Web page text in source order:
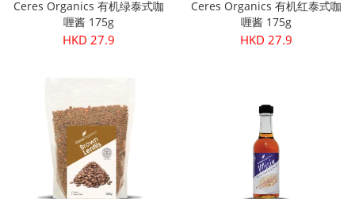
Ceres Organics 有机绿泰式咖
喱酱 175g
HKD 27.9
Ceres Organics 有机红泰式咖
喱酱 175g
HKD 27.9